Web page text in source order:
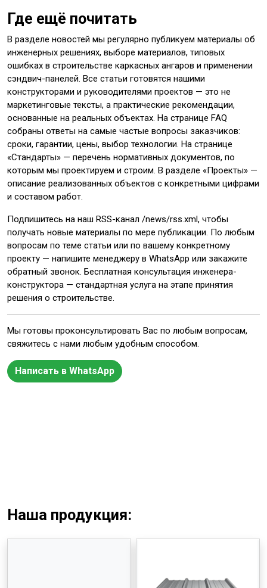
Где ещё почитать
В разделе новостей мы регулярно публикуем материалы об
инженерных решениях, выборе материалов, типовых
ошибках в строительстве каркасных ангаров и применении
сэндвич-панелей. Все статьи готовятся нашими
конструкторами и руководителями проектов — это не
маркетинговые тексты, а практические рекомендации,
основанные на реальных объектах. На странице FAQ
собраны ответы на самые частые вопросы заказчиков:
сроки, гарантии, цены, выбор технологии. На странице
«Стандарты» — перечень нормативных документов, по
которым мы проектируем и строим. В разделе «Проекты» —
описание реализованных объектов с конкретными цифрами
и составом работ.
Подпишитесь на наш RSS-канал /news/rss.xml, чтобы
получать новые материалы по мере публикации. По любым
вопросам по теме статьи или по вашему конкретному
проекту — напишите менеджеру в WhatsApp или закажите
обратный звонок. Бесплатная консультация инженера-
конструктора — стандартная услуга на этапе принятия
решения о строительстве.
Мы готовы проконсультировать Вас по любым вопросам,
свяжитесь с нами любым удобным способом.
Написать в WhatsApp
Наша продукция: